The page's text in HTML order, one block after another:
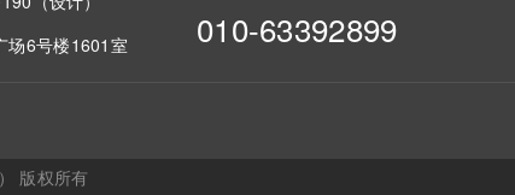
场6号楼1601室
010-63392899
） 版权所有